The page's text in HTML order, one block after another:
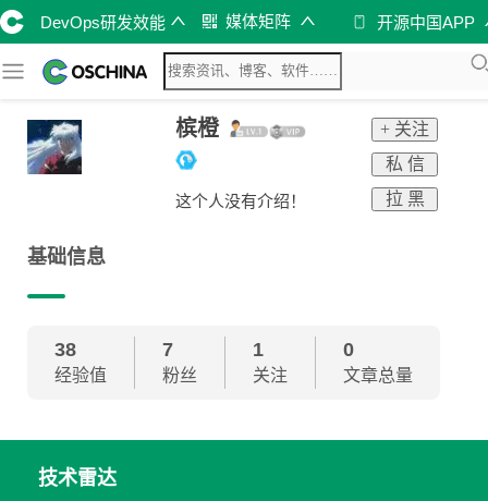
DevOps研发效能 媒体矩阵 开源中国APP
槟橙
这个人没有介绍！
+ 关注
私 信
拉 黑
基础信息
38
经验值
7
粉丝
1
关注
0
文章总量
技术雷达